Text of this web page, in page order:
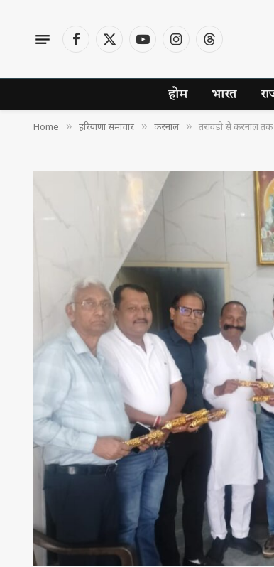
Facebook
X
YouTubeInstagramThreads
होम भारत
Home » हरियाणा समाचार » करनाल » तरावड़ी से करनाल तक